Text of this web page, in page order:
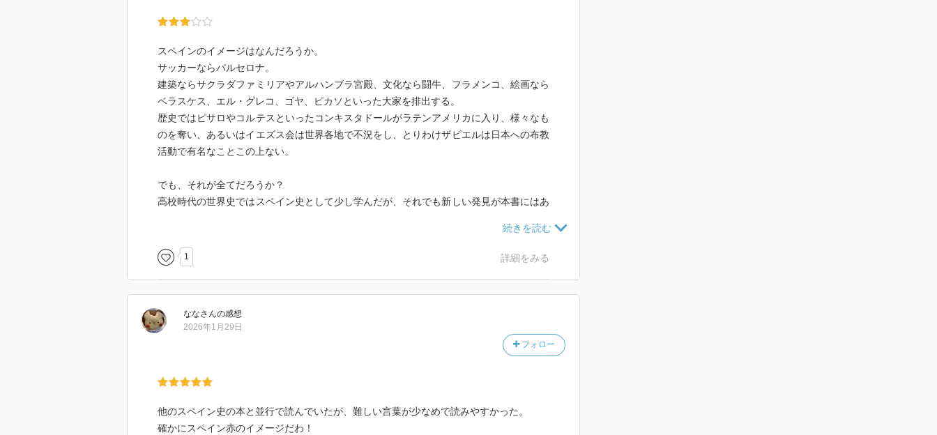
スペインのイメージはなんだろうか。
サッカーならバルセロナ。
建築ならサクラダファミリアやアルハンブラ宮殿、文化なら闘牛、フラメンコ、絵画なら
ベラスケス、エル・グレコ、ゴヤ、ピカソといった大家を排出する。
歴史ではピサロやコルテスといったコンキスタドールがラテンアメリカに入り、様々なも
のを奪い、あるいはイエズス会は世界各地で不況をし、とりわけザビエルは日本への布教
活動で有名なことこの上ない。
でも、それが全てだろうか？
高校時代の世界史ではスペイン史として少し学んだが、それでも新しい発見が本書にはあ
教科書に載っているものだけ、ニュースで取り上げられるものだけが、その国ではない。
初めて知ったのが文学の技法。
言葉遊びだらけで本質が分からなくなりそうだが、どうなのだろう？
でも、日本の私たちだって17世紀の文書はかなり手こずる。
私自身の興味として、絵画については興味深い。
っと。
1 詳細をみる
ななさんの感想
フォロー
2026年1月29日
他のスペイン史の本と並行で読んでいたが、難しい言葉が少なめで読みやすかった。
確かにスペイン赤のイメージだわ！